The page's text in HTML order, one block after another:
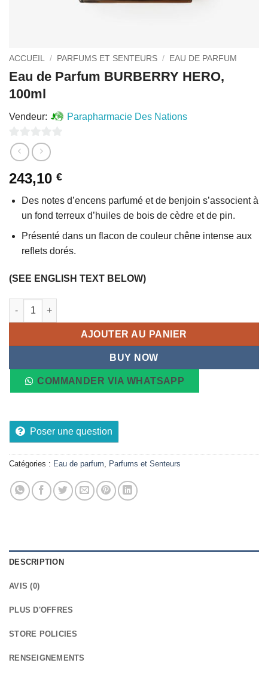
ACCUEIL / PARFUMS ET SENTEURS / EAU DE PARFUM
Eau de Parfum BURBERRY HERO,
100ml
Vendeur: Parapharmacie Des Nations
0
sur
5
243,10 €
Des notes d’encens parfumé et de benjoin s’associent à
un fond terreux d’huiles de bois de cèdre et de pin.
Présenté dans un flacon de couleur chêne intense aux
reflets dorés.
(SEE ENGLISH TEXT BELOW)
quantité de Eau de Parfum BURBERRY HERO, 100ml
AJOUTER AU PANIER
BUY NOW
COMMANDER VIA WHATSAPP
Poser une question
Catégories : Eau de parfum Parfums et Senteurs
DESCRIPTION
AVIS (0)
PLUS D'OFFRES
STORE POLICIES
RENSEIGNEMENTS